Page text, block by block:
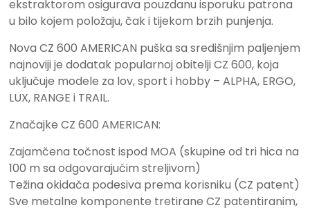
ekstraktorom osigurava pouzdanu isporuku patrona
u bilo kojem položaju, čak i tijekom brzih punjenja.
Nova CZ 600 AMERICAN puška sa središnjim paljenjem
najnoviji je dodatak popularnoj obitelji CZ 600, koja
uključuje modele za lov, sport i hobby – ALPHA, ERGO,
LUX, RANGE i TRAIL.
Značajke CZ 600 AMERICAN:
Zajamčena točnost ispod MOA (skupine od tri hica na
100 m sa odgovarajućim streljivom)
Težina okidača podesiva prema korisniku (CZ patent)
Sve metalne komponente tretirane CZ patentiranim,